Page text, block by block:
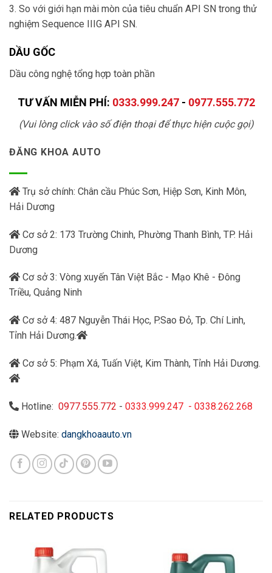
3. So với giới hạn mài mòn của tiêu chuẩn API SN trong thử
nghiệm Sequence IIIG API SN.
DẦU GỐC
Dầu công nghệ tổng hợp toàn phần
TƯ VẤN MIỄN PHÍ: 0333.999.247- 0977.555.772
(Vui lòng click vào số điện thoại để thực hiện cuộc gọi)
ĐĂNG KHOA AUTO
Trụ sở chính: Chân cầu Phúc Sơn, Hiệp Sơn, Kinh Môn,
Hải Dương
Cơ sở 2: 173 Trường Chinh, Phường Thanh Bình, TP. Hải
Dương
Cơ sở 3: Vòng xuyến Tân Việt Bắc - Mạo Khê - Đông
Triều, Quảng Ninh
Cơ sở 4: 487 Nguyễn Thái Học, P.Sao Đỏ, Tp. Chí Linh,
Tỉnh Hải Dương.
Cơ sở 5: Phạm Xá, Tuấn Việt, Kim Thành, Tỉnh Hải Dương.
Hotline: 0977.555.772 - 0333.999.247 - 0338.262.268
Website: dangkhoaauto.vn
RELATED PRODUCTS